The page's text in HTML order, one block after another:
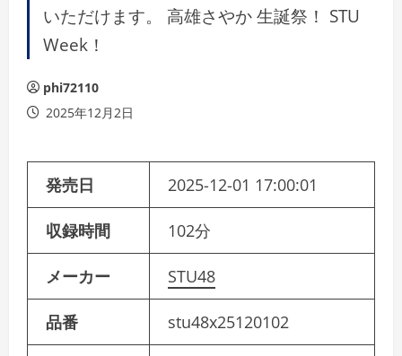
いただけます。 高雄さやか 生誕祭！ STU
Week！
phi72110
2025年12月2日
発売日 2025-12-01 17:00:01
収録時間 102分
メーカー STU48
品番 stu48x25120102